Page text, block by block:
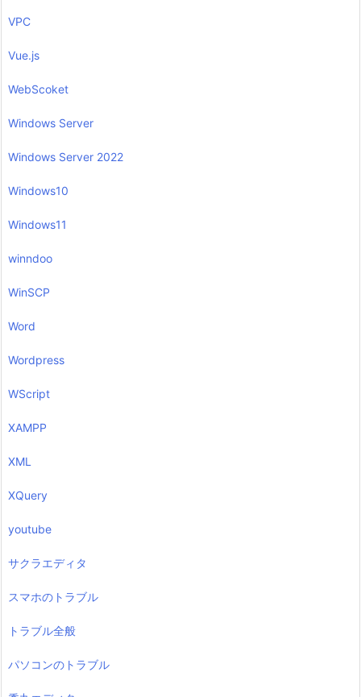
VPC
Vue.js
WebScoket
Windows Server
Windows Server 2022
Windows10
Windows11
winndoo
WinSCP
Word
Wordpress
WScript
XAMPP
XML
XQuery
youtube
サクラエディタ
スマホのトラブル
トラブル全般
パソコンのトラブル